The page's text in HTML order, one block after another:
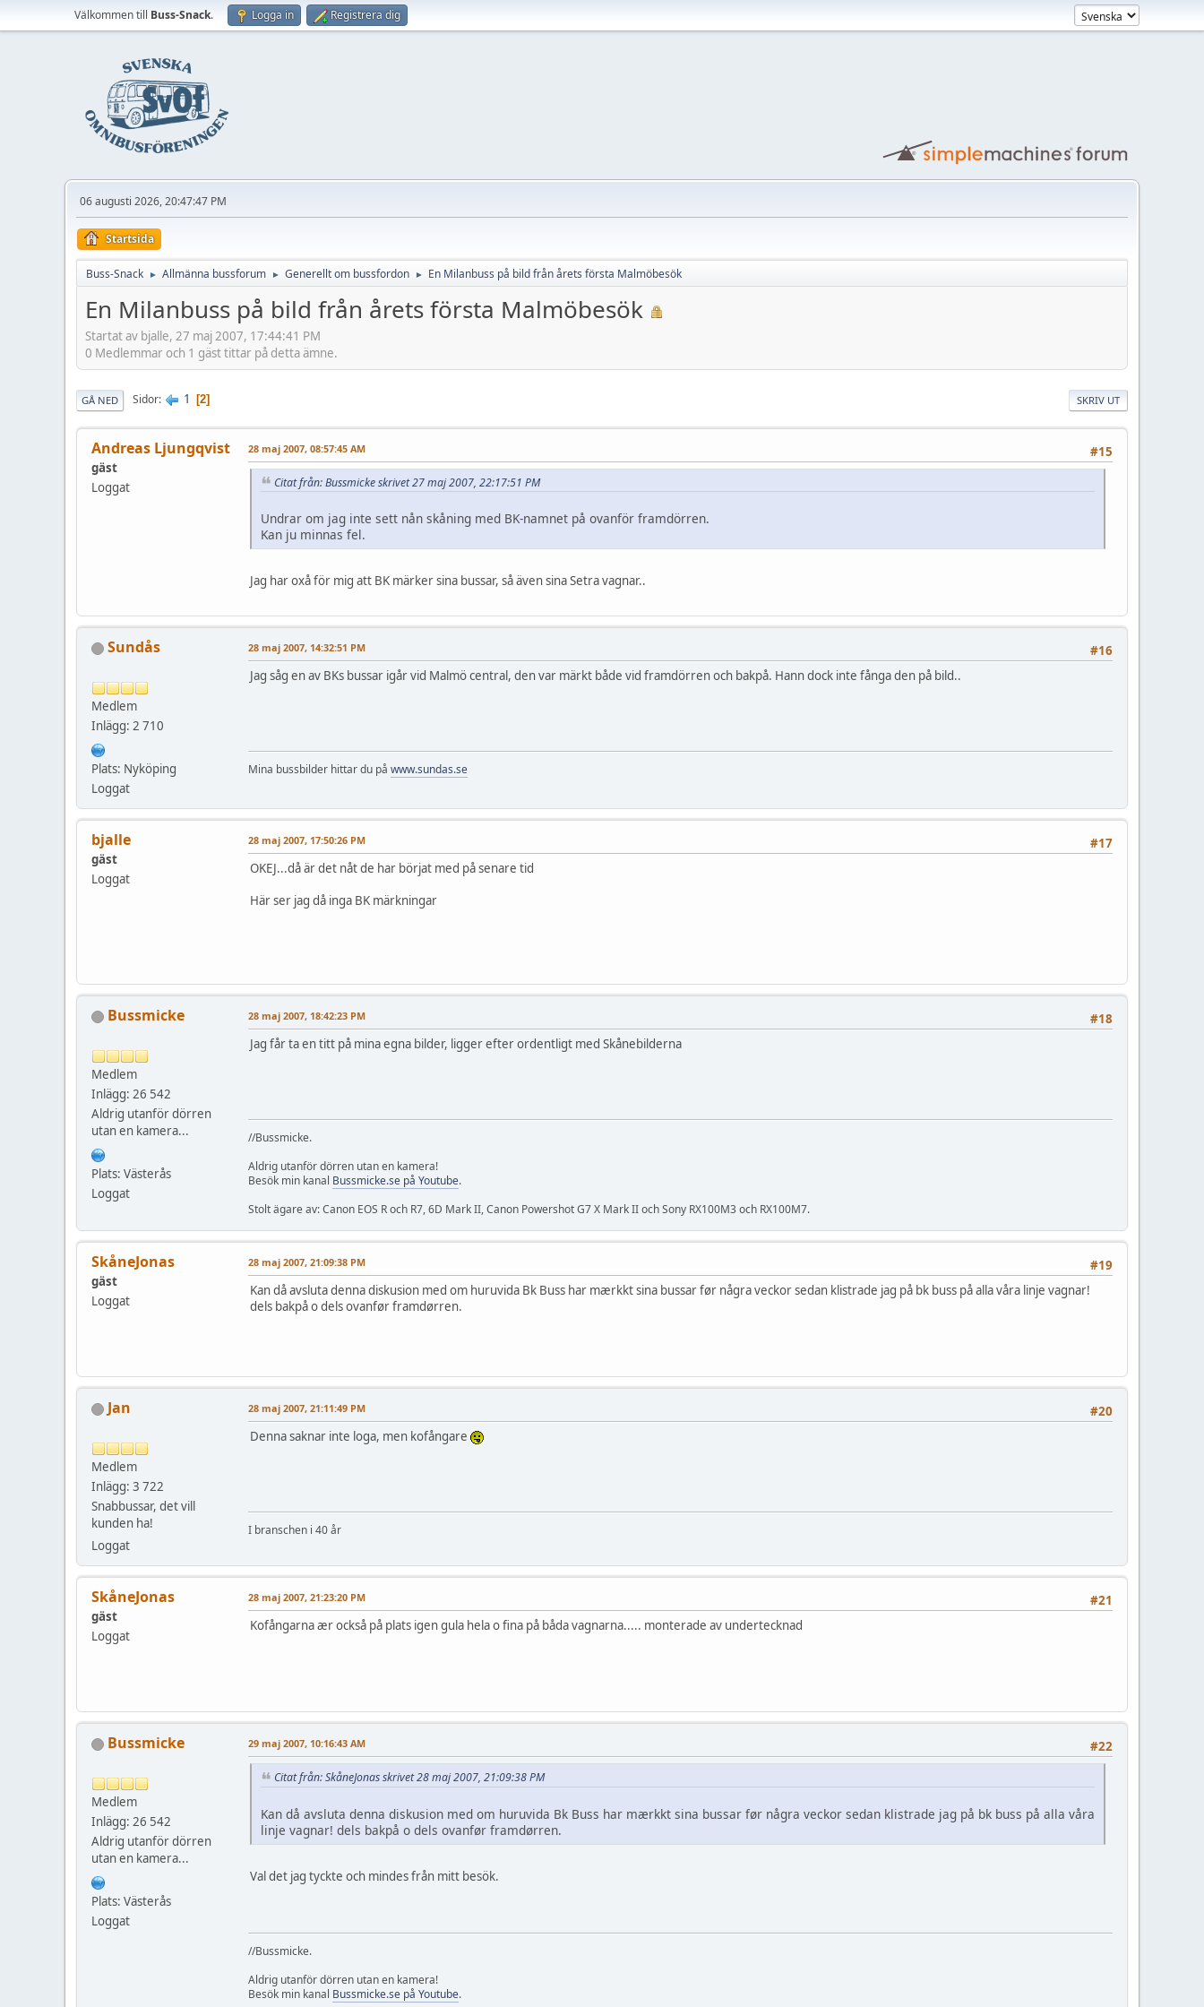
Välkommen till Buss-Snack. Logga in Registrera dig
06 augusti 2026, 20:47:47 PM
Startsida
Buss-Snack ► Allmänna bussforum ► Generellt om bussfordon ► En Milanbuss på bild från årets första Malmöbesök
En Milanbuss på bild från årets första Malmöbesök
Startat av bjalle, 27 maj 2007, 17:44:41 PM
0 Medlemmar och 1 gäst tittar på detta ämne.
SKRIV UT
GÅ NED Sidor 1 2
Andreas Ljungqvist
gäst
Loggat
#15
28 maj 2007, 08:57:45 AM
Citat från: Bussmicke skrivet 27 maj 2007, 22:17:51 PM
Undrar om jag inte sett nån skåning med BK-namnet på ovanför framdörren.
Kan ju minnas fel.
Jag har oxå för mig att BK märker sina bussar, så även sina Setra vagnar..
Sundås
Medlem
Inlägg: 2 710
Plats: Nyköping
Loggat
#16
28 maj 2007, 14:32:51 PM
Jag såg en av BKs bussar igår vid Malmö central, den var märkt både vid framdörren och bakpå. Hann dock inte fånga den på bild..
Mina bussbilder hittar du på www.sundas.se
bjalle
gäst
Loggat
#17
28 maj 2007, 17:50:26 PM
OKEJ...då är det nåt de har börjat med på senare tid
Här ser jag då inga BK märkningar
Bussmicke
Medlem
Inlägg: 26 542
Aldrig utanför dörren
utan en kamera...
Plats: Västerås
Loggat
#18
28 maj 2007, 18:42:23 PM
Jag får ta en titt på mina egna bilder, ligger efter ordentligt med Skånebilderna
//Bussmicke.
Aldrig utanför dörren utan en kamera!
Besök min kanal Bussmicke.se på Youtube.
Stolt ägare av: Canon EOS R och R7, 6D Mark II, Canon Powershot G7 X Mark II och Sony RX100M3 och RX100M7.
SkåneJonas
gäst
Loggat
#19
28 maj 2007, 21:09:38 PM
Kan då avsluta denna diskusion med om huruvida Bk Buss har mærkkt sina bussar før några veckor sedan klistrade jag på bk buss på alla våra linje vagnar!
dels bakpå o dels ovanfør framdørren.
Jan
Medlem
Inlägg: 3 722
Snabbussar, det vill
kunden ha!
Loggat
#20
28 maj 2007, 21:11:49 PM
Denna saknar inte loga, men kofångare
I branschen i 40 år
SkåneJonas
gäst
Loggat
#21
28 maj 2007, 21:23:20 PM
Kofångarna ær också på plats igen gula hela o fina på båda vagnarna..... monterade av undertecknad
Bussmicke
Medlem
Inlägg: 26 542
Aldrig utanför dörren
utan en kamera...
Plats: Västerås
Loggat
#22
29 maj 2007, 10:16:43 AM
Citat från: SkåneJonas skrivet 28 maj 2007, 21:09:38 PM
Kan då avsluta denna diskusion med om huruvida Bk Buss har mærkkt sina bussar før några veckor sedan klistrade jag på bk buss på alla våra
linje vagnar! dels bakpå o dels ovanfør framdørren.
Val det jag tyckte och mindes från mitt besök.
//Bussmicke.
Aldrig utanför dörren utan en kamera!
Besök min kanal Bussmicke.se på Youtube.